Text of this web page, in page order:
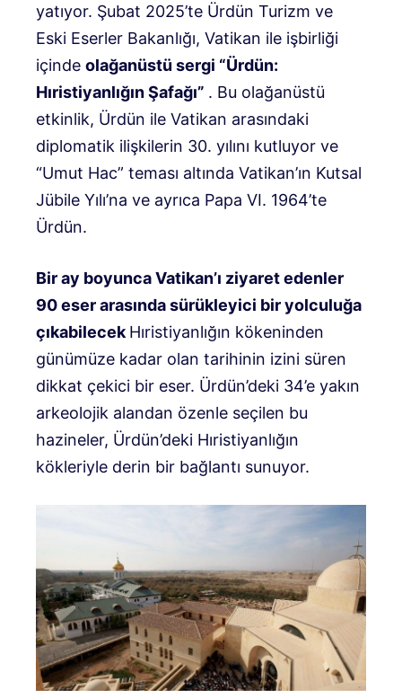
yatıyor. Şubat 2025’te Ürdün Turizm ve
Eski Eserler Bakanlığı, Vatikan ile işbirliği
içinde olağanüstü sergi “Ürdün:
Hıristiyanlığın Şafağı” . Bu olağanüstü
etkinlik, Ürdün ile Vatikan arasındaki
diplomatik ilişkilerin 30. yılını kutluyor ve
“Umut Hac” teması altında Vatikan’ın Kutsal
Jübile Yılı’na ve ayrıca Papa VI. 1964’te
Ürdün.
Bir ay boyunca Vatikan’ı ziyaret edenler
90 eser arasında sürükleyici bir yolculuğa
çıkabilecek Hıristiyanlığın kökeninden
günümüze kadar olan tarihinin izini süren
dikkat çekici bir eser. Ürdün’deki 34’e yakın
arkeolojik alandan özenle seçilen bu
hazineler, Ürdün’deki Hıristiyanlığın
kökleriyle derin bir bağlantı sunuyor.